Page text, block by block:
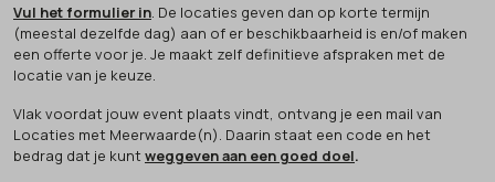
Vul het formulier in. De locaties geven dan op korte termijn
(meestal dezelfde dag) aan of er beschikbaarheid is en/of maken
een offerte voor je. Je maakt zelf definitieve afspraken met de
locatie van je keuze.
Vlak voordat jouw event plaats vindt, ontvang je een mail van
Locaties met Meerwaarde(n). Daarin staat een code en het
bedrag dat je kunt weggeven aan een goed doel.